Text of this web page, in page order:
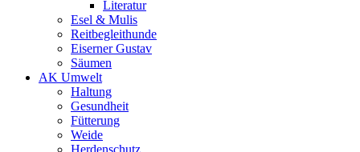
Literatur
Esel & Mulis
Reitbegleithunde
Eiserner Gustav
Säumen
AK Umwelt
Haltung
Gesundheit
Fütterung
Weide
Herdenschutz